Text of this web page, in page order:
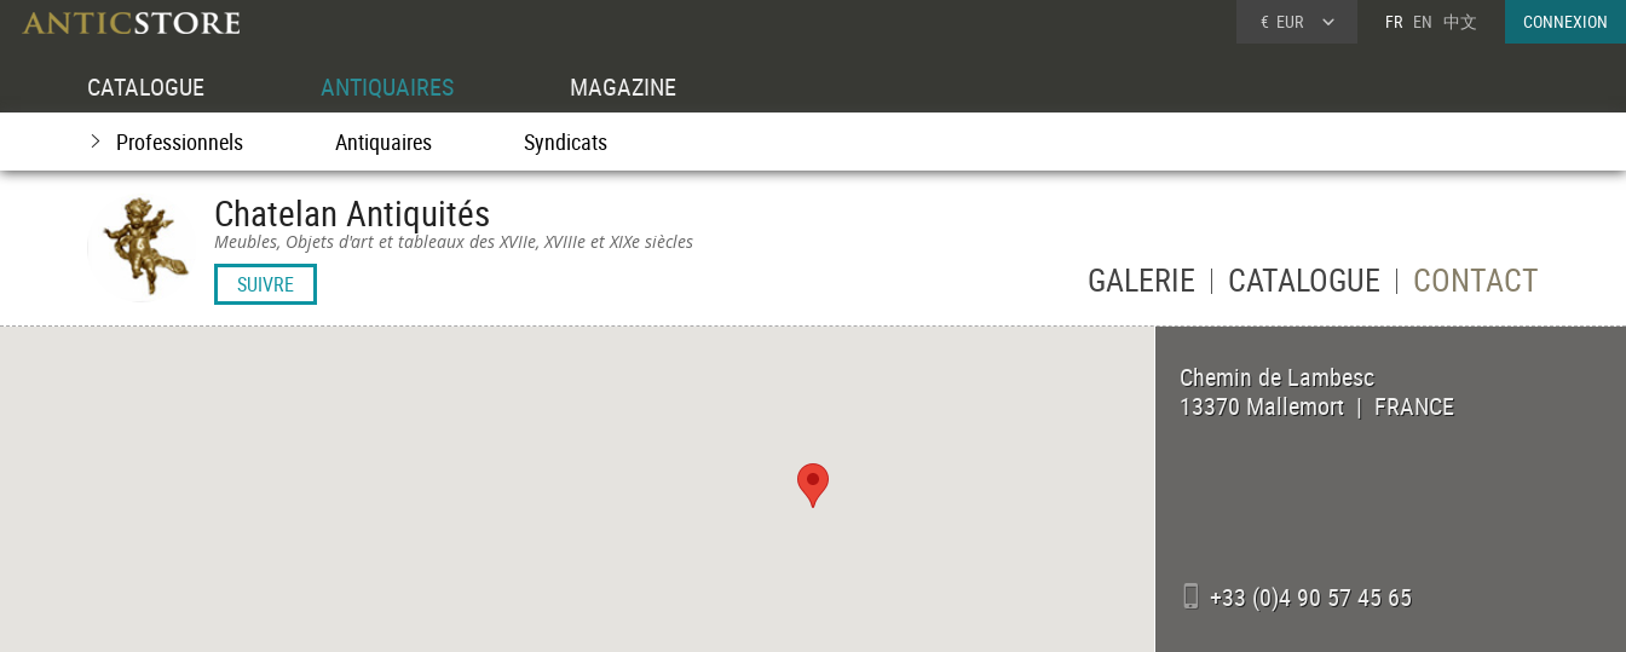
€ EUR FR EN 中文 CONNEXION
CATALOGUE ANTIQUAIRES MAGAZINE
Professionnels Antiquaires Syndicats
Chatelan Antiquités
Meubles, Objets d'art et tableaux des XVIIe, XVIIIe et XIXe siècles
SUIVRE GALERIE CATALOGUE CONTACT
Chemin de Lambesc
13370 Mallemort| FRANCE
+33 (0)4 90 57 45 65